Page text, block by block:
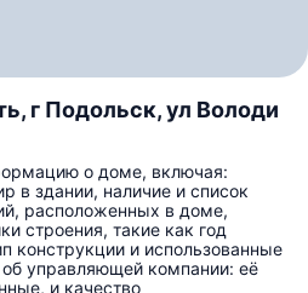
г Подольск, ул Володи
о доме, включая:
в здании, наличие и список
расположенных в доме,
строения, такие как год
конструкции и использованные
управляющей компании: её
и качество